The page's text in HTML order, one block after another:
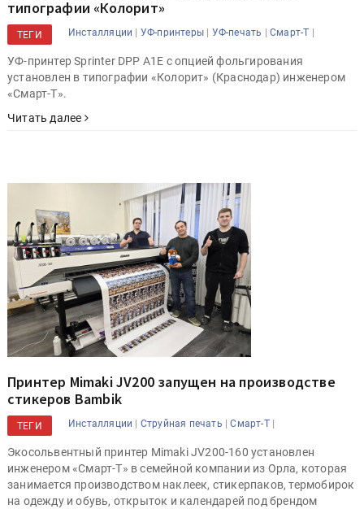
типографии «Колорит»
ТЕГИ Инсталляции | УФ-принтеры | УФ-печать |Смарт-Т |
УФ-принтер Sprinter DPP A1E с опцией фольгирования
установлен в типографии «Колорит» (Краснодар) инженером
«Смарт-Т».
Читать далее
Принтер Mimaki JV200 запущен на производстве
стикеров Bambik
ТЕГИ Инсталляции | Струйная печать |Смарт-Т|
Экосольвентный принтер Mimaki JV200-160 установлен
инженером «Смарт-Т» в семейной компании из Орла, которая
занимается производством наклеек, стикерпаков, термобирок
на одежду и обувь, открыток и календарей под брендом